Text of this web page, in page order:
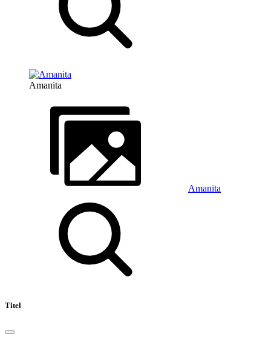
Amanita
Amanita
Titel